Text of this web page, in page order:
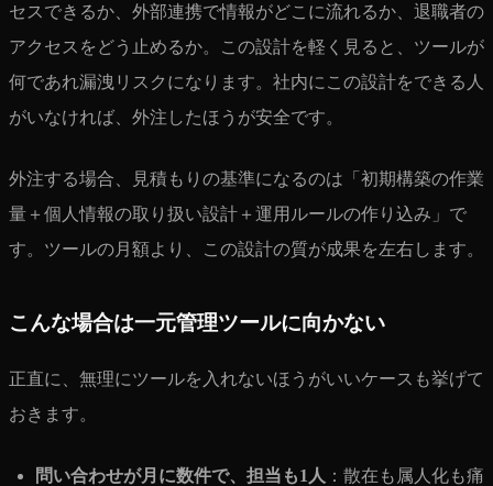
セスできるか、外部連携で情報がどこに流れるか、退職者の
アクセスをどう止めるか。この設計を軽く見ると、ツールが
何であれ漏洩リスクになります。社内にこの設計をできる人
がいなければ、外注したほうが安全です。
外注する場合、見積もりの基準になるのは「初期構築の作業
量＋個人情報の取り扱い設計＋運用ルールの作り込み」で
す。ツールの月額より、この設計の質が成果を左右します。
こんな場合は一元管理ツールに向かない
正直に、無理にツールを入れないほうがいいケースも挙げて
おきます。
問い合わせが月に数件で、担当も1人 ：散在も属人化も痛